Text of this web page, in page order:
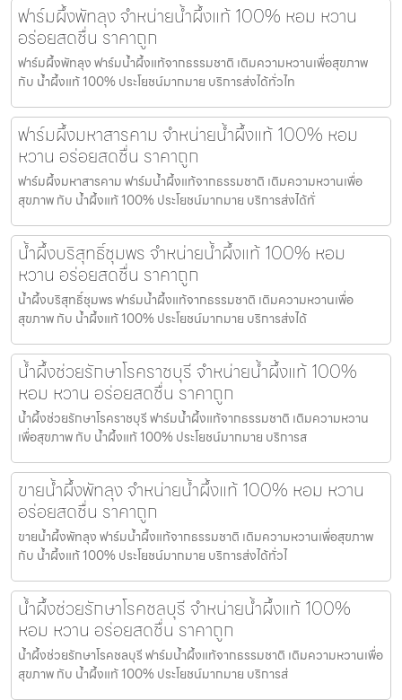
ฟาร์มผึ้งพัทลุง จำหน่ายน้ำผึ้งแท้ 100% หอม หวาน
อร่อยสดชื่น ราคาถูก
ฟาร์มผึ้งพัทลุง ฟาร์มน้ำผึ้งแท้จากธรรมชาติ เติมความหวานเพื่อสุขภาพ
กับ น้ำผึ้งแท้ 100% ประโยชน์มากมาย บริการส่งได้ทั่วไท
ฟาร์มผึ้งมหาสารคาม จำหน่ายน้ำผึ้งแท้ 100% หอม
หวาน อร่อยสดชื่น ราคาถูก
ฟาร์มผึ้งมหาสารคาม ฟาร์มน้ำผึ้งแท้จากธรรมชาติ เติมความหวานเพื่อ
สุขภาพ กับ น้ำผึ้งแท้ 100% ประโยชน์มากมาย บริการส่งได้ทั่
น้ำผึ้งบริสุทธิ์ชุมพร จำหน่ายน้ำผึ้งแท้ 100% หอม
หวาน อร่อยสดชื่น ราคาถูก
น้ำผึ้งบริสุทธิ์ชุมพร ฟาร์มน้ำผึ้งแท้จากธรรมชาติ เติมความหวานเพื่อ
สุขภาพ กับ น้ำผึ้งแท้ 100% ประโยชน์มากมาย บริการส่งได้
น้ำผึ้งช่วยรักษาโรคราชบุรี จำหน่ายน้ำผึ้งแท้ 100%
หอม หวาน อร่อยสดชื่น ราคาถูก
น้ำผึ้งช่วยรักษาโรคราชบุรี ฟาร์มน้ำผึ้งแท้จากธรรมชาติ เติมความหวาน
เพื่อสุขภาพ กับ น้ำผึ้งแท้ 100% ประโยชน์มากมาย บริการส
ขายน้ำผึ้งพัทลุง จำหน่ายน้ำผึ้งแท้ 100% หอม หวาน
อร่อยสดชื่น ราคาถูก
ขายน้ำผึ้งพัทลุง ฟาร์มน้ำผึ้งแท้จากธรรมชาติ เติมความหวานเพื่อสุขภาพ
กับ น้ำผึ้งแท้ 100% ประโยชน์มากมาย บริการส่งได้ทั่วไ
น้ำผึ้งช่วยรักษาโรคชลบุรี จำหน่ายน้ำผึ้งแท้ 100%
หอม หวาน อร่อยสดชื่น ราคาถูก
น้ำผึ้งช่วยรักษาโรคชลบุรี ฟาร์มน้ำผึ้งแท้จากธรรมชาติ เติมความหวานเพื่อ
สุขภาพ กับ น้ำผึ้งแท้ 100% ประโยชน์มากมาย บริการส่